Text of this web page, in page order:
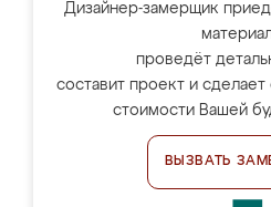
Дизайнер-замерщик
проведёт
составит проект и сделает
стоимости Вашей
ВЫЗВАТЬ